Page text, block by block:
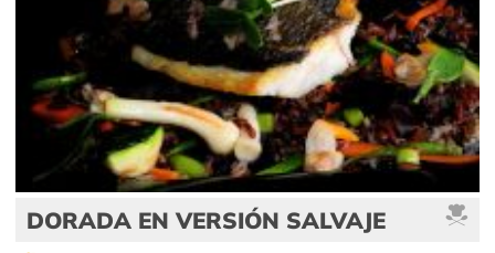
DORADA EN VERSIÓN SALVAJE